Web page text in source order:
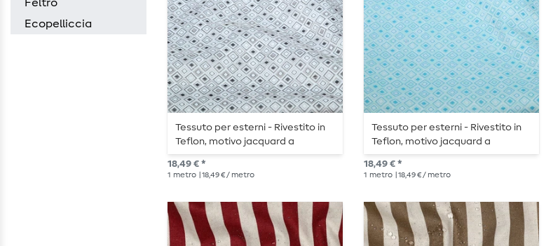
Feltro
Ecopelliccia
Tessuto per esterni - Rivestito in
Teflon, motivo jacquard a
quadrati, ecru e nero
18,49 € *
1 metro | 18,49 € / metro
Tessuto per esterni - Rivestito in
Teflon, motivo jacquard a
quadrati, ecru e turchese
18,49 € *
1 metro | 18,49 € / metro